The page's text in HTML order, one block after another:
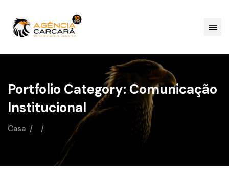
Portfolio Category: Comunicação
Institucional
Casa